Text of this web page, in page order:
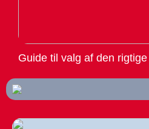
Guide til valg af den